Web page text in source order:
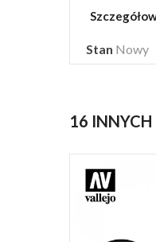
Stan Nowy
16